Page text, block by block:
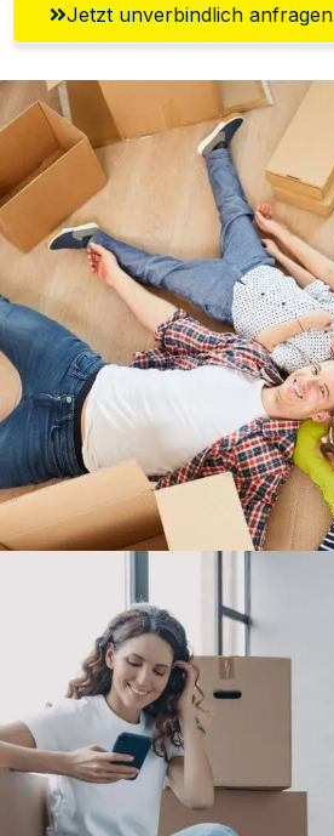
Jetzt unverbindlich anfragen